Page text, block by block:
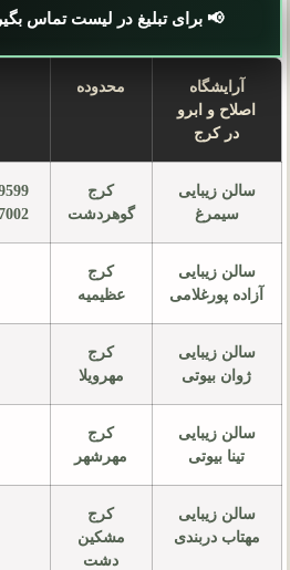
📢 برای تبلیغ در لیست تماس بگیرید
آرایشگاه
اصلاح و ابرو
در کرج
محدوده
سالن زیبایی
سیمرغ
کرج
گوهردشت
سالن زیبایی
آزاده پورغلامی
کرج
عظیمیه
سالن زیبایی
ژوان بیوتی
کرج
مهرویلا
سالن زیبایی
تینا بیوتی
کرج
مهرشهر
سالن زیبایی
مهتاب دربندی
کرج
مشکین
دشت